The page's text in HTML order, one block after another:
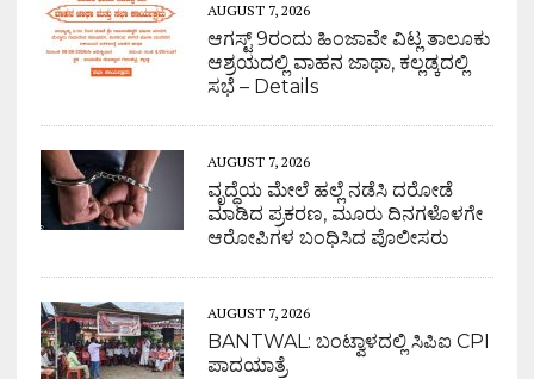
AUGUST 7, 2026
ಆಗಸ್ಟ್ 9ರಂದು ಹಿಂಜಾವೇ ವಿಟ್ಲ ತಾಲೂಕು
ಆಶ್ರಯದಲ್ಲಿ ವಾಹನ ಜಾಥಾ, ಕಲ್ಲಡ್ಕದಲ್ಲಿ
ಸಭೆ – Details
AUGUST 7, 2026
ವೃದ್ಧೆಯ ಮೇಲೆ ಹಲ್ಲೆ ನಡೆಸಿ ದರೋಡೆ
ಮಾಡಿದ ಪ್ರಕರಣ, ಮೂರು ದಿನಗಳೊಳಗೇ
ಆರೋಪಿಗಳ ಬಂಧಿಸಿದ ಪೊಲೀಸರು
AUGUST 7, 2026
BANTWAL: ಬಂಟ್ವಾಳದಲ್ಲಿ ಸಿಪಿಐ CPI
ಪಾದಯಾತ್ರೆ